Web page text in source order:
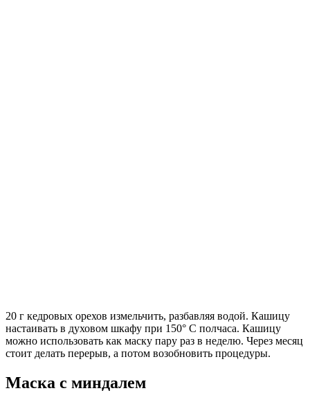
20 г кедровых орехов измельчить, разбавляя водой. Кашицу
настаивать в духовом шкафу при 150° С полчаса. Кашицу
можно использовать как маску пару раз в неделю. Через месяц
стоит делать перерыв, а потом возобновить процедуры.
Маска с миндалем